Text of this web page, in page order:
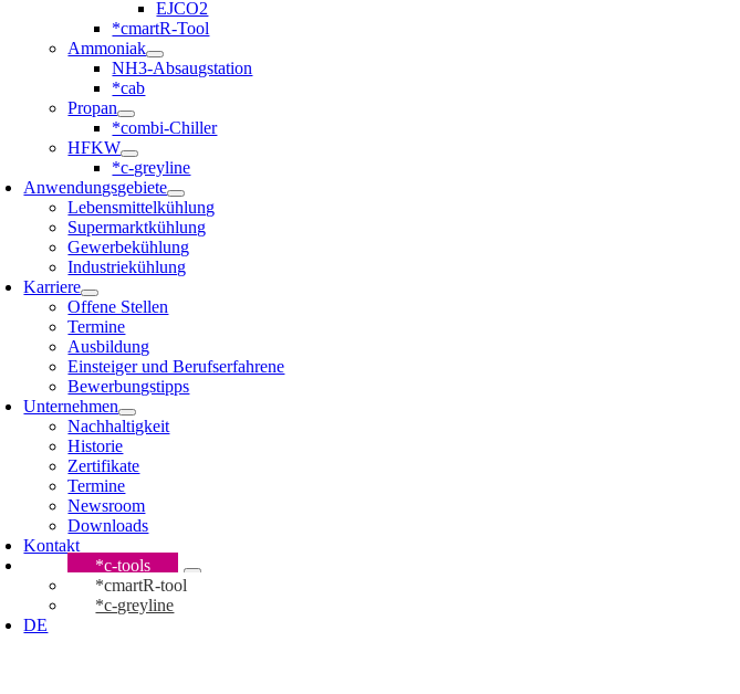
EJCO2
*cmartR-Tool
Ammoniak
NH3-Absaugstation
*cab
Propan
*combi-Chiller
HFKW
*c-greyline
Anwendungsgebiete
Lebensmittelkühlung
Supermarktkühlung
Gewerbekühlung
Industriekühlung
Karriere
Offene Stellen
Termine
Ausbildung
Einsteiger und Berufserfahrene
Bewerbungstipps
Unternehmen
Nachhaltigkeit
Historie
Zertifikate
Termine
Newsroom
Downloads
Kontakt
*c-tools
*cmartR-tool
*c-greyline
DE